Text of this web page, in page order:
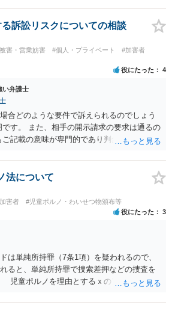
訴訟リスクについての相談
害・営業妨害 #個人・プライベート
#加害者
役にたった 4
い弁護士
合どのような要件で訴えられるのでしょう
す。 また、相手の開示請求の要求は通るの
記載の意味が専門的であり判然としないも
めいたします。
法について
害者 #児童ポルノ・わいせつ物頒布等
役にたった 3
は単純所持罪（7条1項）を疑われるので、
ると、単純所持罪で捜索差押などの捜査を
児童ポルノを理由とするｘのアカウント凍
索差押を受けるおそれがあります